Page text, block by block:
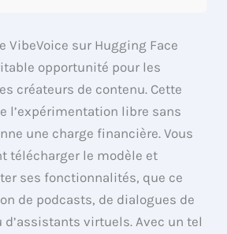
VibeVoice sur Hugging Face
opportunité pour les
créateurs de contenu. Cette
l’expérimentation libre sans
une charge financière. Vous
télécharger le modèle et
ses fonctionnalités, que ce
de podcasts, de dialogues de
virtuels. Avec un tel